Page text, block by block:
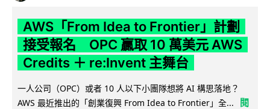
AWS「From Idea to Frontier」計劃
接受報名 OPC 贏取 10 萬美元 AWS
Credits ＋ re:Invent 主舞台
一人公司（OPC）或者 10 人以下小團隊想將 AI 構思落地？
AWS 最近推出的「創業復興 From Idea to Frontier」全...
閱